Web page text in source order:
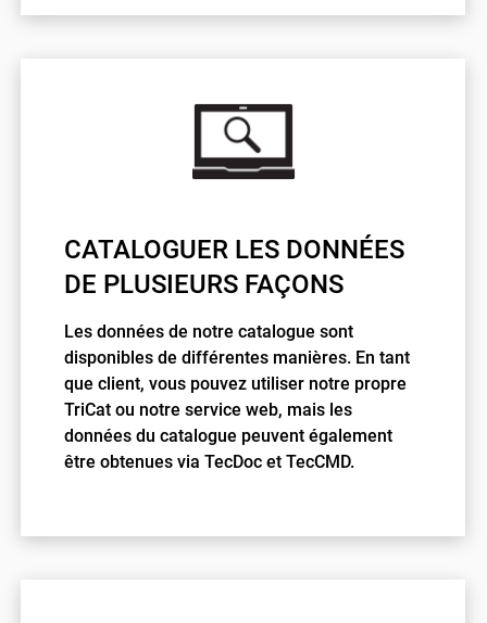
CATALOGUER LES DONNÉES
DE PLUSIEURS FAÇONS
Les données de notre catalogue sont
disponibles de différentes manières. En tant
que client, vous pouvez utiliser notre propre
TriCat ou notre service web, mais les
données du catalogue peuvent également
être obtenues via TecDoc et TecCMD.